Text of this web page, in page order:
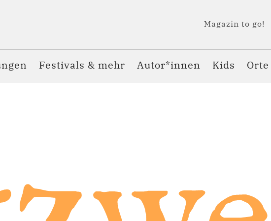
Magazin to go!
Festivals & mehr Autor*innen Kids Orte